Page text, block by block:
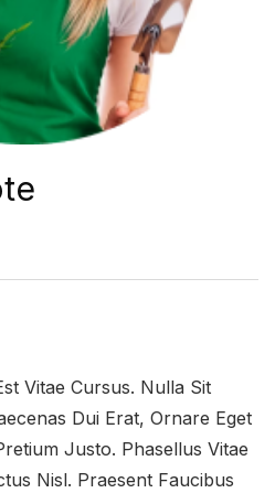
Vitae Cursus. Nulla Sit
Dui Erat, Ornare Eget
Justo. Phasellus Vitae
Nisl. Praesent Faucibus